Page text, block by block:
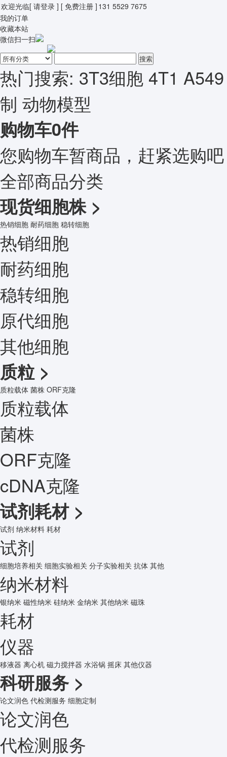
欢迎光临[ 请登录 ] [ 免费注册 ] 131 5529 7675
我的订单
收藏本站
微信扫一扫
搜索
热门搜索: 3T3细胞 4T1 A549
制 动物模型
购物车0件
您购物车暂商品，赶紧选购
全部商品分类
现货细胞株 >
热销细胞 耐药细胞 稳转细胞
热销细胞
耐药细胞
稳转细胞
原代细胞
其他细胞
质粒 >
质粒载体 菌株 ORF克隆
质粒载体
菌株
ORF克隆
cDNA克隆
试剂耗材 >
试剂 纳米材料 耗材
试剂
细胞培养相关 细胞实验相关 分子实验相关 抗体 其他
纳米材料
银纳米 磁性纳米 硅纳米 金纳米 其他纳米 磁珠
耗材
仪器
移液器 离心机 磁力搅拌器 水浴锅 摇床 其他仪器
科研服务 >
论文润色 代检测服务 细胞定制
论文润色
代检测服务